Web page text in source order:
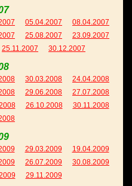
05.04.2007
08.04.2007
25.08.2007
23.09.2007
25.11.2007 30.12.2007
30.03.2008
24.04.2008
29.06.2008
27.07.2008
26.10.2008
30.11.2008
29.03.2009
19.04.2009
26.07.2009
30.08.2009
29.11.2009